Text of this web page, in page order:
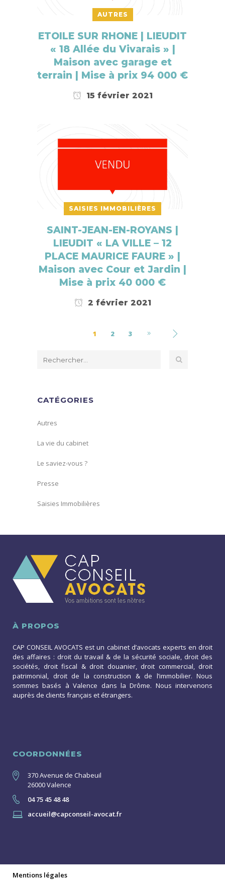
AUTRES
ETOILE SUR RHONE | LIEUDIT
« 18 Allée du Vivarais » |
Maison avec garage et
terrain | Mise à prix 94 000 €
15 février 2021
SAISIES IMMOBILIÈRES
SAINT-JEAN-EN-ROYANS |
LIEUDIT « LA VILLE – 12
PLACE MAURICE FAURE » |
Maison avec Cour et Jardin |
Mise à prix 40 000 €
2 février 2021
1 2 3
CATÉGORIES
Autres
La vie du cabinet
Le saviez-vous ?
Presse
Saisies Immobilières
À PROPOS
CAP CONSEIL AVOCATS est un cabinet d’avocats experts en droit
des affaires : droit du travail & de la sécurité sociale, droit des
sociétés, droit fiscal & droit douanier, droit commercial, droit
patrimonial, droit de la construction & de l’immobilier. Nous
sommes basés à Valence dans la Drôme. Nous intervenons
auprès de clients français et étrangers.
COORDONNÉES
370 Avenue de Chabeuil
26000 Valence
04 75 45 48 48
accueil@capconseil-avocat.fr
Mentions légales